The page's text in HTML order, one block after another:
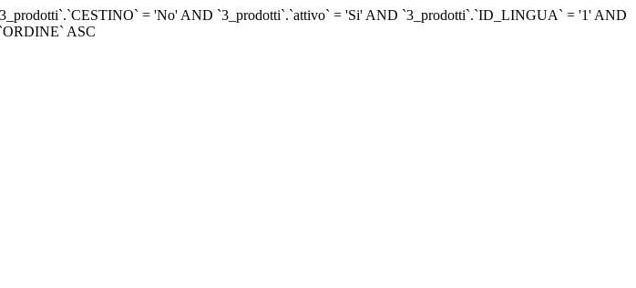
= 'No' AND `3_prodotti`.`attivo` = 'Si' AND `3_prodotti`.`ID_LINGUA` = '1' AND
ASC